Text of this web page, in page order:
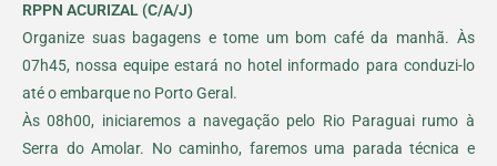
RPPN ACURIZAL (C/A/J)
Organize suas bagagens e tome um bom café da manhã. Às
07h45, nossa equipe estará no hotel informado para conduzi-lo
até o embarque no Porto Geral.
Às 08h00, iniciaremos a navegação pelo Rio Paraguai rumo à
Serra do Amolar. No caminho, faremos uma parada técnica e